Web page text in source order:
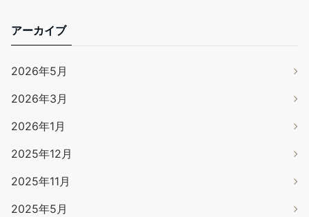
アーカイブ
2026年5月
2026年3月
2026年1月
2025年12月
2025年11月
2025年5月